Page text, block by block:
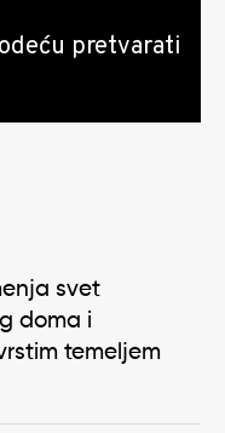
pretvarati
svet
doma i
temeljem